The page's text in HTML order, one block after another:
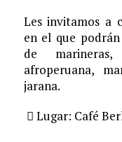
Les invitamos a
en el que
de
afroperuana,
jarana.
 Lugar: Café